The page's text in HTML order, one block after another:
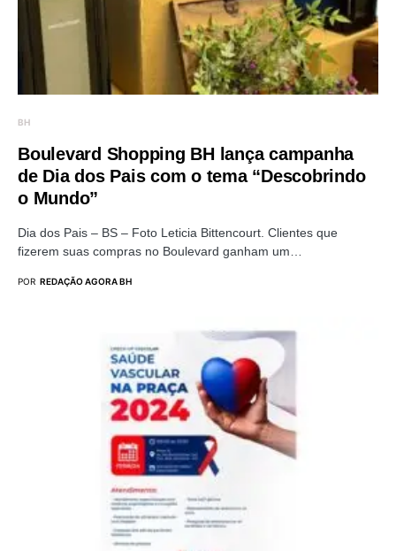
BH
Boulevard Shopping BH lança campanha
de Dia dos Pais com o tema “Descobrindo
o Mundo”
Dia dos Pais – BS – Foto Leticia Bittencourt. Clientes que
fizerem suas compras no Boulevard ganham um…
POR REDAÇÃO AGORA BH